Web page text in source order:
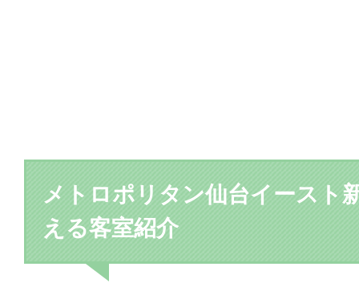
メトロポリタン仙台イースト
える客室紹介